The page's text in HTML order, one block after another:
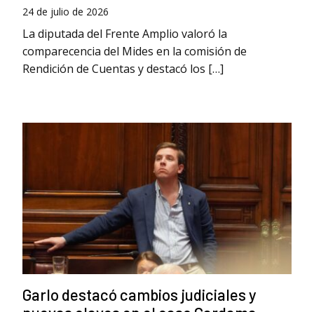
24 de julio de 2026
La diputada del Frente Amplio valoró la
comparecencia del Mides en la comisión de
Rendición de Cuentas y destacó los […]
Garlo destacó cambios judiciales y